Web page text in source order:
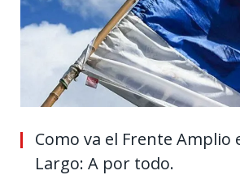
Como va el Frente Amplio
Largo: A por todo.